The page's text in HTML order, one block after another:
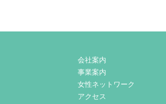
会社案内
事業案内
女性ネットワーク
アクセス